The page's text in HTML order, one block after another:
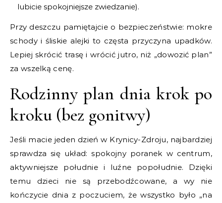
lubicie spokojniejsze zwiedzanie).
Przy deszczu pamiętajcie o bezpieczeństwie: mokre
schody i śliskie alejki to częsta przyczyna upadków.
Lepiej skrócić trasę i wrócić jutro, niż „dowozić plan”
za wszelką cenę.
Rodzinny plan dnia krok po
kroku (bez gonitwy)
Jeśli macie jeden dzień w Krynicy-Zdroju, najbardziej
sprawdza się układ: spokojny poranek w centrum,
aktywniejsze południe i luźne popołudnie. Dzięki
temu dzieci nie są przebodźcowane, a wy nie
kończycie dnia z poczuciem, że wszystko było „na